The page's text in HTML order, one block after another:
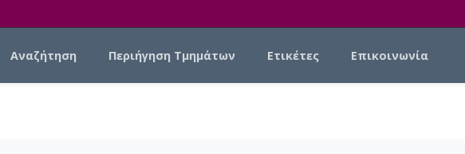
Αναζήτηση Περιήγηση Τμημάτων Ετικέτες Επικοινωνία